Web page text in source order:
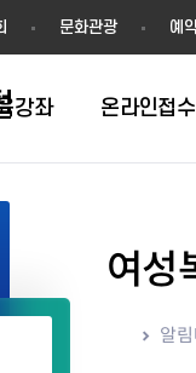
문화관광 예
강좌
평생학습관
동네배움터
온라인접수
여성
알